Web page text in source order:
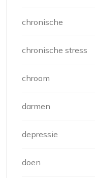
chronische
chronische stress
chroom
darmen
depressie
doen